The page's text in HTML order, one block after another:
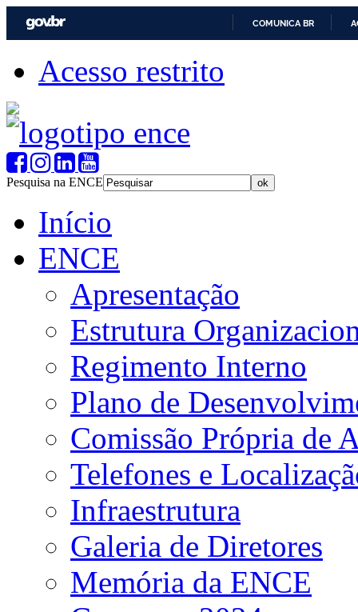
COMUNICA BR
Acesso restrito
Pesquisa na ENCE
Início
ENCE
Apresentação
Estrutura
Regimento Interno
Plano de
Comissão Própria de
Telefones e
Infraestrutura
Galeria de Diretores
Memória da ENCE